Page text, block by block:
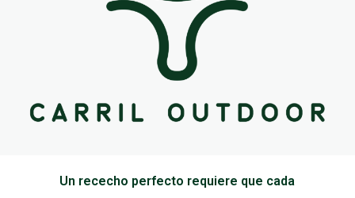
Un rececho perfecto requiere que cada